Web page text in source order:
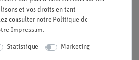
vente
et vos droits en tant
consulter notre Politique de
Impressum.
Statistique Marketing